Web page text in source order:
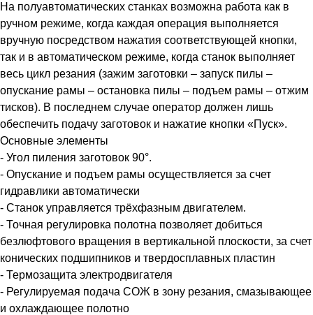
На полуавтоматических станках возможна работа как в
ручном режиме, когда каждая операция выполняется
вручную посредством нажатия соответствующей кнопки,
так и в автоматическом режиме, когда станок выполняет
весь цикл резания (зажим заготовки – запуск пилы –
опускание рамы – остановка пилы – подъем рамы – отжим
тисков). В последнем случае оператор должен лишь
обеспечить подачу заготовок и нажатие кнопки «Пуск».
Основные элементы
- Угол пиления заготовок 90°.
- Опускание и подъем рамы осуществляется за счет
гидравлики автоматически
- Станок управляется трёхфазным двигателем.
- Точная регулировка полотна позволяет добиться
безлюфтового вращения в вертикальной плоскости, за счет
конических подшипников и твердосплавных пластин
- Термозащита электродвигателя
- Регулируемая подача СОЖ в зону резания, смазывающее
и охлаждающее полотно